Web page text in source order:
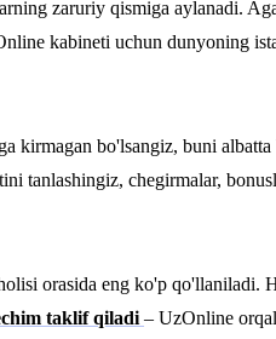
zaruriy qismiga aylanadi.
kabineti uchun dunyoning
kirmagan bo'lsangiz, buni
tanlashingiz, chegirmalar,
orasida eng ko'p
taklif qiladi – UzOnline